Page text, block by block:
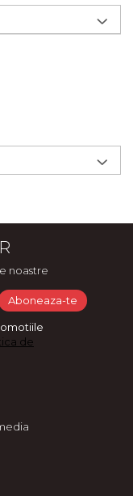
noastre
de